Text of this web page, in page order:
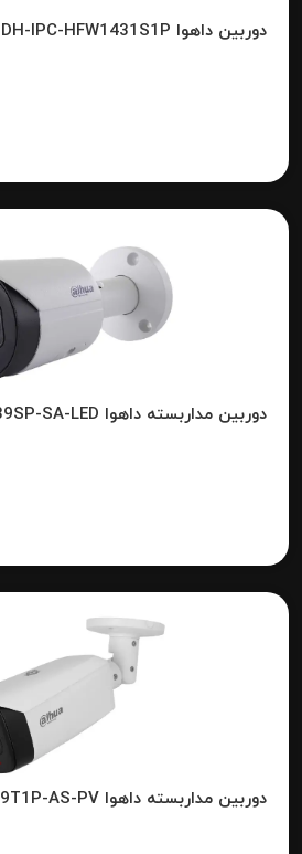
دوربین داهوا DH-IPC-HFW1431S1P
دوربین مداربسته داهوا DH-IPC-HFW2439SP-SA-LED
دوربین مداربسته داهوا DH-IPC-HFW3449T1P-AS-PV